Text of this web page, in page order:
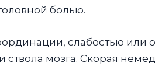
болью.
слабостью или
мозга. Скорая